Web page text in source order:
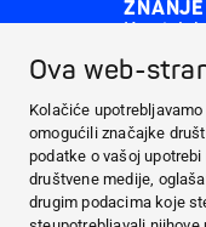
Ova web-
Kolačiće
omogućili značajke
podatke o vašoj
društvene medije,
drugim podacima koje
ZNANJE
Krvni tlak
ZNANJE